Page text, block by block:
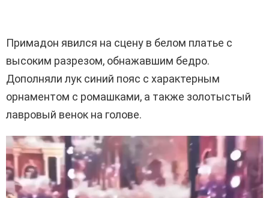
Примадон явился на сцену в белом платье с
высоким разрезом, обнажавшим бедро.
Дополняли лук синий пояс с характерным
орнаментом с ромашками, а также золотыстый
лавровый венок на голове.
В
и
д